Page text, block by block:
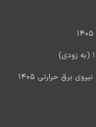
آخرین اخبار استخدام شرکت مادر تخصصی تولید نیروی برق حرارتی 1405